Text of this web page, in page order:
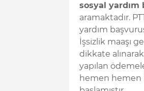
sosyal yardım
aramaktadır.
yardım
İşsizlik maaşı
dikkate
yapılan
hemen hemen